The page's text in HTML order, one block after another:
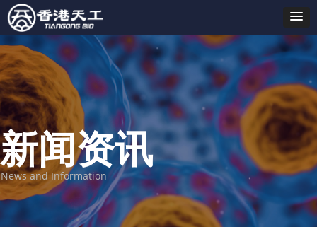
新闻资讯
News and Information